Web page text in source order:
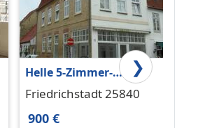
Helle 5-Zimmer-
Wohnung in
Friedrichstadt 25840
900 €
❯